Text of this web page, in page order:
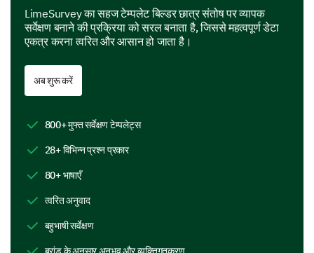
Campus Community and Environment
Your feedback about the campus community and
environment is critical for us.
community and environment are you most
satisfied with?
Friendliness of Students
Campus Cleanliness
LimeSurvey का सहज टेम्पलेट बिल्डर छात्र संतोष पर व्यापक
सर्वेक्षण बनाने की प्रक्रिया को सरल बनाता है, जिससे महत्वपूर्ण डेटा
एकत्र करना त्वरित और आसान हो जाता है।
अब शुरू करें
800+ मुफ्त सर्वेक्षण टेम्पलेट्स
28+ विभिन्न प्रश्न प्रकार
80+ भाषाएँ
त्वरित अनुवाद
बहुभाषी सर्वेक्षण